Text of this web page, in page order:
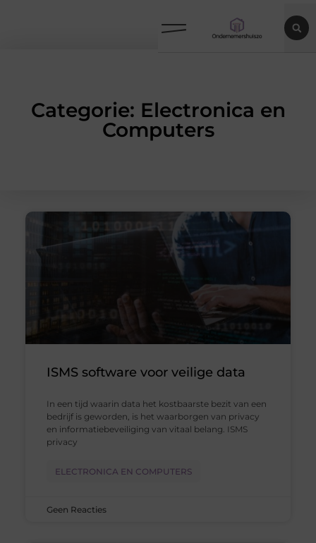
Categorie: Electronica en
Computers
ISMS software voor veilige data
In een tijd waarin data het kostbaarste bezit van een
bedrijf is geworden, is het waarborgen van privacy
en informatiebeveiliging van vitaal belang. ISMS
privacy
ELECTRONICA EN COMPUTERS
Geen Reacties